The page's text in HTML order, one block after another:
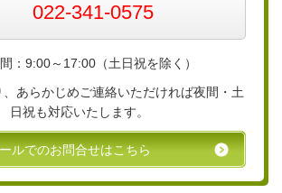
022-341-0575
：9:00～17:00（土日祝を除く）
あらかじめご連絡いただければ夜間・土
日祝も対応いたします。
ルでのお問合せはこちら